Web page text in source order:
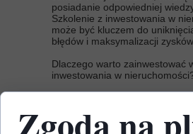
posiadanie odpowiedniej
Szkolenie z inwestowania w
może być kluczem do
błędów i maksymalizacji zysków.
Dlaczego warto zainwestować
inwestowania w
nieruchomości, pomagając
Zgoda na